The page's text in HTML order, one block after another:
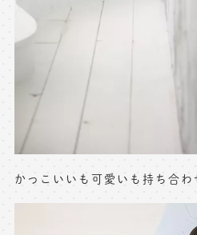
かっこいいも可愛いも持ち合わ